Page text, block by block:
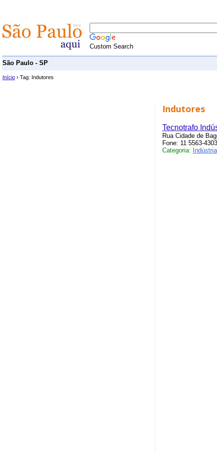
Custom Search
São Paulo - SP
Início › Tag: Indutores
Indutores
Tecnotrafo
Rua Cidade de
Fone: 11 5563-4303
Categoria: